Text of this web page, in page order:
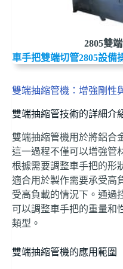
2805雙
車手把雙端切管2805設備
雙端抽縮管機：增強剛性
雙端抽縮管技術的詳細介
雙端抽縮管機用於將鋁合
這一過程不僅可以增強管
根據需要調整車手把的形
適合用於製作需要承受高
受高負載的情況下。通過
可以調整車手把的重量和
類型。
雙端抽縮管機的應用範圍